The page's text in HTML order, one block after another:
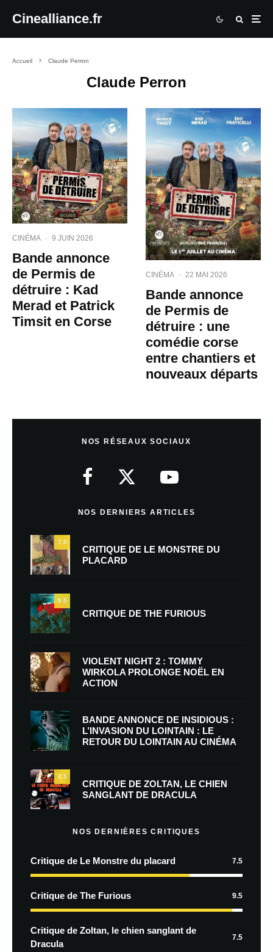
Cinealliance.fr
Accueil Claude Perron
Claude Perron
CINÉMA · 9 JUIN 2026
Bande annonce
de Permis de
détruire : Kad
Merad et Patrick
Timsit en Corse
CINÉMA · 22 MAI 2026
Bande annonce
de Permis de
détruire : une
comédie corse
entre chantiers et
nouveaux départs
NOS RÉSEAUX SOCIAUX
NOS DERNIERS ARTICLES
7.5
CRITIQUE DE LE MONSTRE DU
PLACARD
9.5
CRITIQUE DE THE FURIOUS
VIOLENT NIGHT 2 : TOMMY
WIRKOLA PROLONGE NOËL EN
ACTION
BANDE ANNONCE DE INSIDIOUS :
L’INVASION DU LOINTAIN : LE
RETOUR DU LOINTAIN AU CINÉMA
7.5
CRITIQUE DE ZOLTAN, LE CHIEN
SANGLANT DE DRACULA
NOS DERNIÈRES CRITIQUES
Critique de Le Monstre du placard 7.5
Critique de The Furious 9.5
Critique de Zoltan, le chien sanglant de
Dracula
7.5